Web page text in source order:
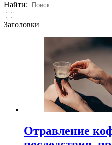
Найти:
Заголовки
Отравление